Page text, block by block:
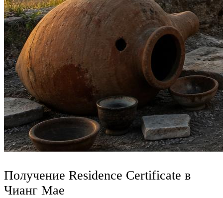
Получение Residence Certificate в
Чианг Мае